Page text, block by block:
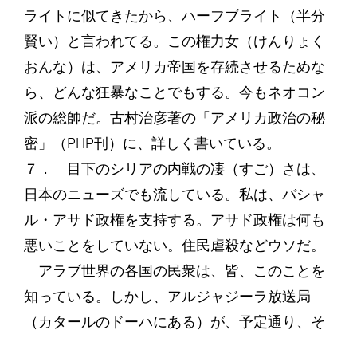
ライトに似てきたから、ハーフブライト（半分
賢い）と言われてる。この権力女（けんりょく
おんな）は、アメリカ帝国を存続させるためな
ら、どんな狂暴なことでもする。今もネオコン
派の総帥だ。古村治彦著の「アメリカ政治の秘
密」（PHP刊）に、詳しく書いている。
７． 目下のシリアの内戦の凄（すご）さは、
日本のニューズでも流している。私は、バシャ
ル・アサド政権を支持する。アサド政権は何も
悪いことをしていない。住民虐殺などウソだ。
アラブ世界の各国の民衆は、皆、このことを
知っている。しかし、アルジャジーラ放送局
（カタールのドーハにある）が、予定通り、そ